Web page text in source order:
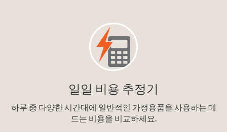
일일 비용 추정기
하루 중 다양한 시간대에 일반적인 가정용품을 사용하는 데
드는 비용을 비교하세요.